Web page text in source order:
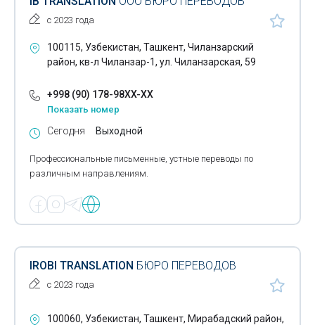
с 2023 года
100115, Узбекистан, Ташкент, Чиланзарский
район, кв-л Чиланзар-1, ул. Чиланзарская, 59
+998 (90) 178-98XX-XX
Показать номер
Сегодня Выходной
Профессиональные письменные, устные переводы по
различным направлениям.
IROBI TRANSLATION БЮРО ПЕРЕВОДОВ
с 2023 года
100060, Узбекистан, Ташкент, Мирабадский район,